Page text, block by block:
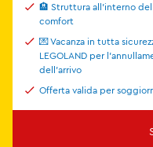
🏨 Struttura all'interno del
comfort
💌 Vacanza in tutta
LEGOLAND per
dell'arrivo
Offerta valida per